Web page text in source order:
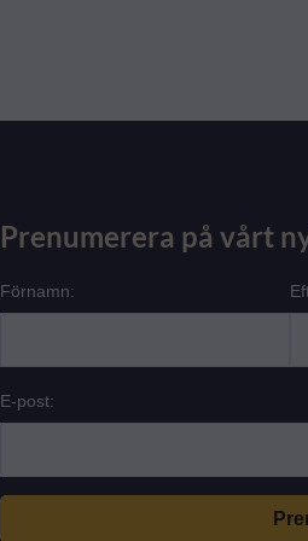
Prenumerera på vårt
Förnamn:
E-post: